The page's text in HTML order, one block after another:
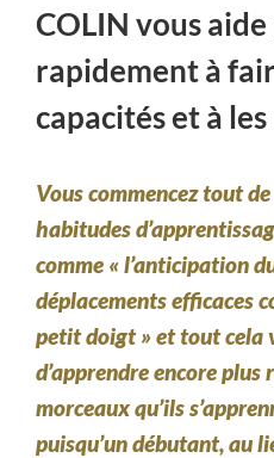
COLIN vous
rapidement à
capacités et à
Vous commencez tout
habitudes
comme « l’anticipation
déplacements efficaces
petit doigt » et tout cela
d’apprendre encore plus
morceaux qu’ils
puisqu’un débutant, au